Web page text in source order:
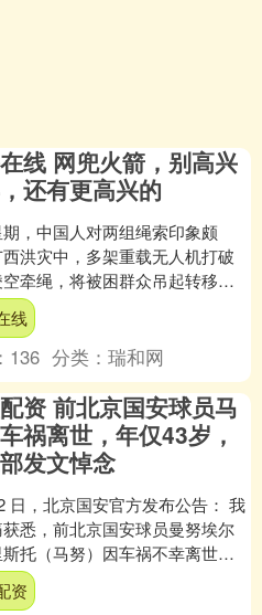
线 网兜火箭，别高兴
还有更高兴的
，中国人对两组绳索印象颇
洪灾中，多架重载无人机打破
牵绳，将被困群众吊起转移；
上，长征十号乙运载火箭（以
长十乙"）一子级垂....
线
136 分类：瑞和网
资 前北京国安球员马
祸离世，年仅43岁，
发文悼念
日，北京国安官方发布公告： 我
悉，前北京国安球员曼努埃尔
托（马努）因车祸不幸离世，
岁。 马努曾身披绿色战袍为国安
资